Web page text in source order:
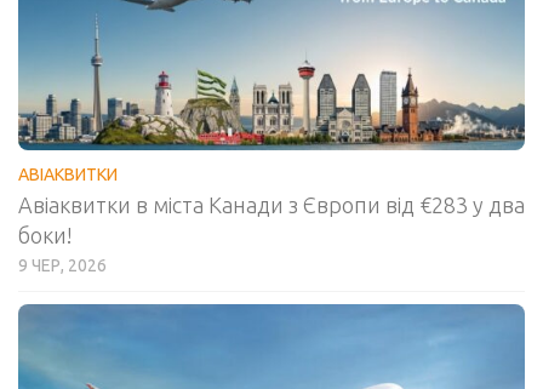
АВІАКВИТКИ
Авіаквитки в міста Канади з Європи від €283 у два
боки!
9 ЧЕР, 2026